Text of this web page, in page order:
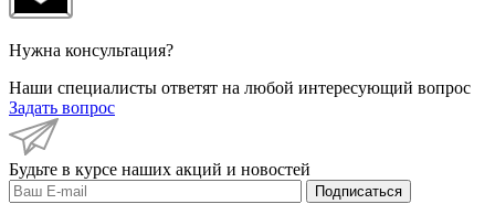
Нужна консультация?
Наши специалисты ответят на любой интересующий вопрос
Задать вопрос
Будьте в курсе наших акций и новостей
Подписаться